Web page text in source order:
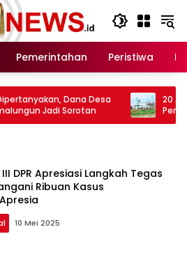
Pemerintahan Peristiwa
20 Awak KMN ENTOK
Perkuat Pencarian di
Lamongan
DPR Apresiasi Langkah Tegas
Ribuan Kasus
10 Mei 2025